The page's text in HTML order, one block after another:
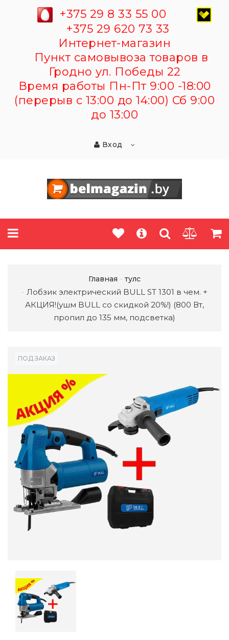
+375 29 8 33 55 00
+375 29 620 73 33
Интернет-магазин
Пункт самовывоза товаров в
Гродно ул. Победы 22
Время работы Пн-Пт 9:00 -18:00
(перерыв с 13:00 до 14:00) Сб 9:00
до 13:00
Вход
Главная тулс
Лобзик электрический BULL ST 1301 в чем. +
АКЦИЯ!(ушм BULL со скидкой 20%!) (800 Вт,
пропил до 135 мм, подсветка)
ПОД ЗАКАЗ